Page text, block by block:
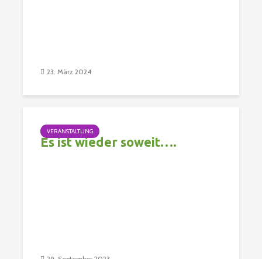
23. März 2024
VERANSTALTUNG
Es ist wieder soweit….